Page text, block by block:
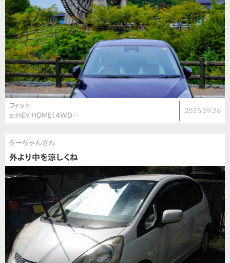
フィット
e:HEV HOME（4WD…
2025.09.26
ターちゃんさん
外より中を涼しくね